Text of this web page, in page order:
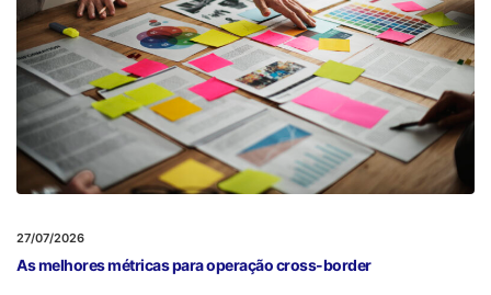
27/07/2026
As melhores métricas para operação cross-border